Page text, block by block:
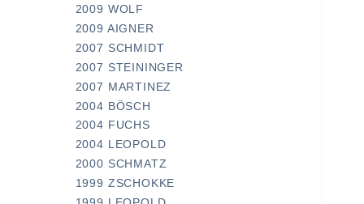
2009 WOLF
2009 AIGNER
2007 SCHMIDT
2007 STEININGER
2007 MARTINEZ
2004 BÖSCH
2004 FUCHS
2004 LEOPOLD
2000 SCHMATZ
1999 ZSCHOKKE